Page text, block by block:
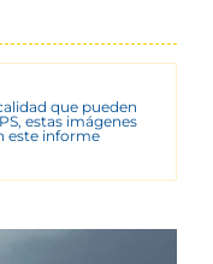
que pueden
estas imágenes
este informe